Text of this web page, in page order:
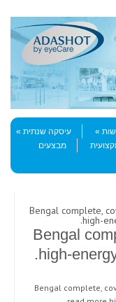
עיסקה שנתית
מבצעים
> Bengal complete,
high-
Bengal
high-
Bengal complete,